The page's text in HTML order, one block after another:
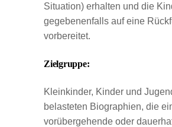
Situation) erhalten und die
gegebenenfalls auf eine
vorbereitet.
Zielgruppe:
Kleinkinder, Kinder und
belasteten Biographien, die
vorübergehende oder